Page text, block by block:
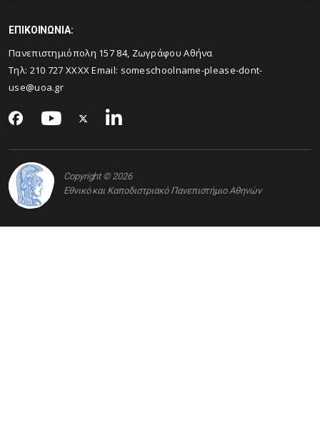
ΕΠΙΚΟΙΝΩΝΙΑ:
Πανεπιστημιόπολη 157 84, Ζωγράφου Αθήνα
Τηλ: 210 727 XXXX Email: someschoolname-please-dont-
use@uoa.gr
Copyright © 2026
Εθνικό και Καποδιστριακό Πανεπιστήμιο Αθηνών